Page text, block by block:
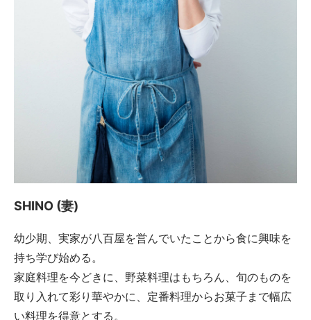
SHINO (妻)
幼少期、実家が八百屋を営んでいたことから食に興味を
持ち学び始める。
家庭料理を今どきに、野菜料理はもちろん、旬のものを
取り入れて彩り華やかに、定番料理からお菓子まで幅広
い料理を得意とする。